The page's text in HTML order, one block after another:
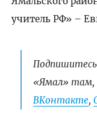
учитель РФ» –
«Ямал» там,
ВКонтакте,